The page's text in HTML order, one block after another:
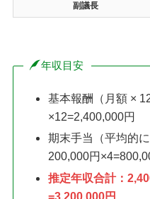
副議長
年収目安
基本報酬（月額 ×
×12=2,400,000円
期末手当（平均的
200,000円
推定年収合計：
=3.200,000円